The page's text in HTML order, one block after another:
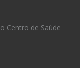
Centro de Saúde